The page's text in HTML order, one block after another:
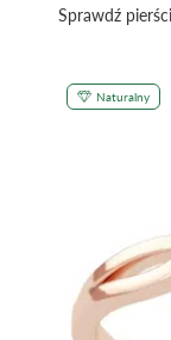
Sprawdź
Naturalny